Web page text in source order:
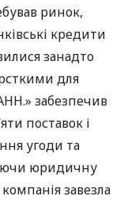
ринок,
кредити
занадто
для
забезпечив
поставок і
угоди та
юридичну
компанія завезла